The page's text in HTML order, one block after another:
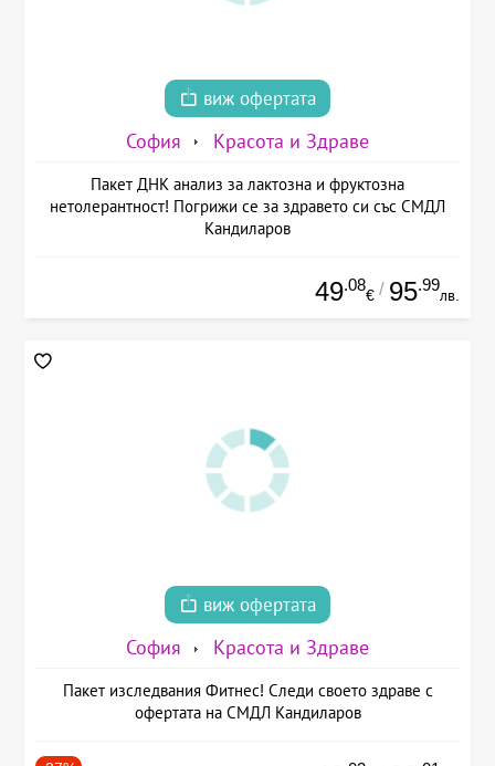
виж офертата
София Красота и Здраве
Пакет ДНК анализ за лактозна и фруктозна
нетолерантност! Погрижи се за здравето си със СМДЛ
Кандиларов
49.08
€ / 95.99
лв.
виж офертата
София Красота и Здраве
Пакет изследвания Фитнес! Следи своето здраве с
офертата на СМДЛ Кандиларов